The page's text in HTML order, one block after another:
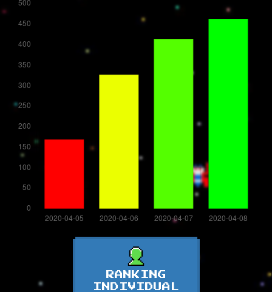
RANKING
INDIVIDUAL